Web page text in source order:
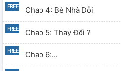
Chap 4: Bé Nhà Dỗi
Chap 5: Thay Đổi ?
Chap 6:...